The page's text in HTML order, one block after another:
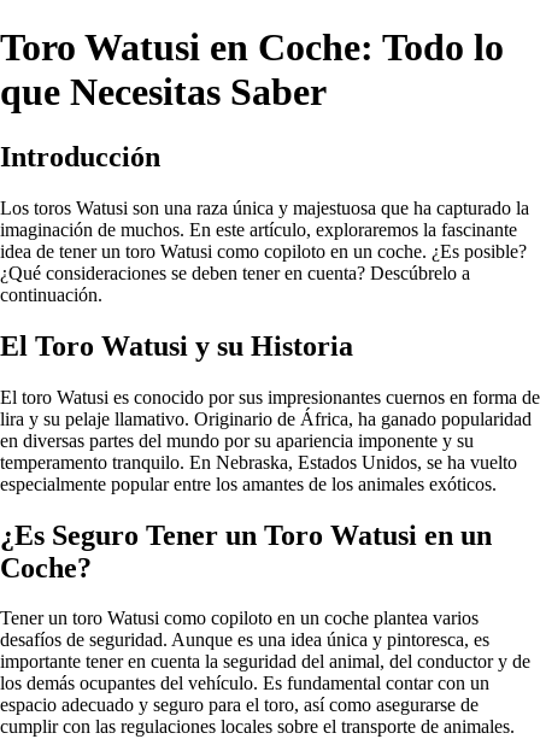
Toro Watusi en Coche: Todo lo
que Necesitas Saber
Introducción
Los toros Watusi son una raza única y majestuosa que ha capturado la
imaginación de muchos. En este artículo, exploraremos la fascinante
idea de tener un toro Watusi como copiloto en un coche. ¿Es posible?
¿Qué consideraciones se deben tener en cuenta? Descúbrelo a
continuación.
El Toro Watusi y su Historia
El toro Watusi es conocido por sus impresionantes cuernos en forma de
lira y su pelaje llamativo. Originario de África, ha ganado popularidad
en diversas partes del mundo por su apariencia imponente y su
temperamento tranquilo. En Nebraska, Estados Unidos, se ha vuelto
especialmente popular entre los amantes de los animales exóticos.
¿Es Seguro Tener un Toro Watusi en un
Coche?
Tener un toro Watusi como copiloto en un coche plantea varios
desafíos de seguridad. Aunque es una idea única y pintoresca, es
importante tener en cuenta la seguridad del animal, del conductor y de
los demás ocupantes del vehículo. Es fundamental contar con un
espacio adecuado y seguro para el toro, así como asegurarse de
cumplir con las regulaciones locales sobre el transporte de animales.